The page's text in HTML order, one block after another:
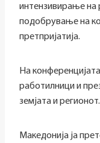
интензивирање на
подобрување на
претпријатија.
На
работилници и
земјата и регионот.
Македонија ја